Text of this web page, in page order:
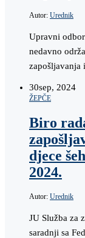
Autor: Urednik
Upravni
nedavno
zapošljavanja
30sep, 2024
ŽEPČE
Biro
djece
2024.
Autor: Urednik
JU Služba za
saradnji sa